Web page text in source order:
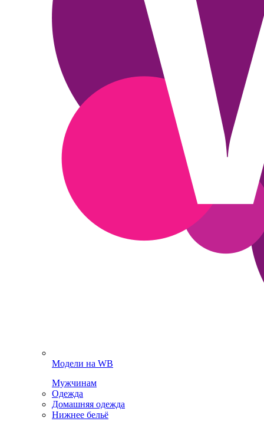
Модели на WB
Мужчинам
Одежда
Домашняя одежда
Нижнее бельё